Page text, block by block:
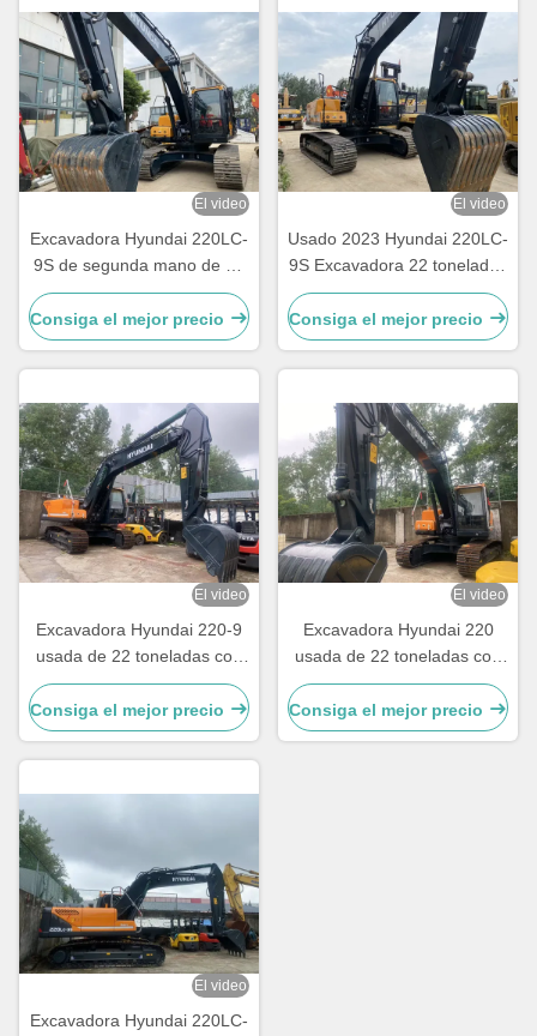
El video
Excavadora Hyundai 220LC-
9S de segunda mano de 22
toneladas con un cubo de
1,05 m3
Consiga el mejor precio
El video
Usado 2023 Hyundai 220LC-
9S Excavadora 22 toneladas
con 1,05m3 cubo
Consiga el mejor precio
El video
Excavadora Hyundai 220-9
usada de 22 toneladas con
12 meses de garantía
Consiga el mejor precio
El video
Excavadora Hyundai 220
usada de 22 toneladas con
12 meses de garantía
Consiga el mejor precio
El video
Excavadora Hyundai 220LC-